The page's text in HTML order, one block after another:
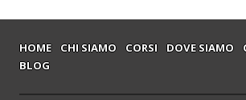
HOME CHI SIAMO CORSI DOVE SIAMO
BLOG